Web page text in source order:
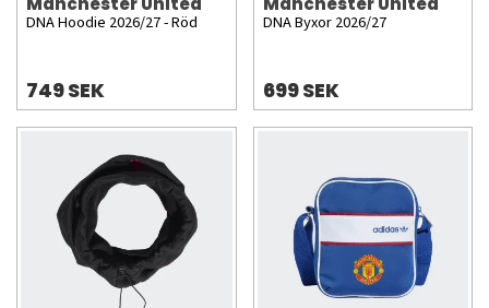
DNA Hoodie 2026/27 - Röd
749 SEK
DNA Byxor 2026/27
699 SEK